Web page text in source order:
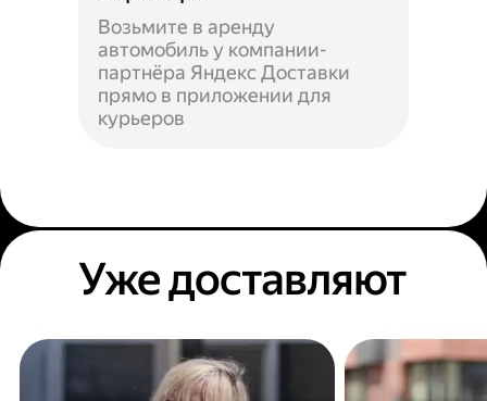
Возьмите в аренду
автомобиль у компании-
партнёра Яндекс Доставки
прямо в приложении для
курьеров
Уже доставляют